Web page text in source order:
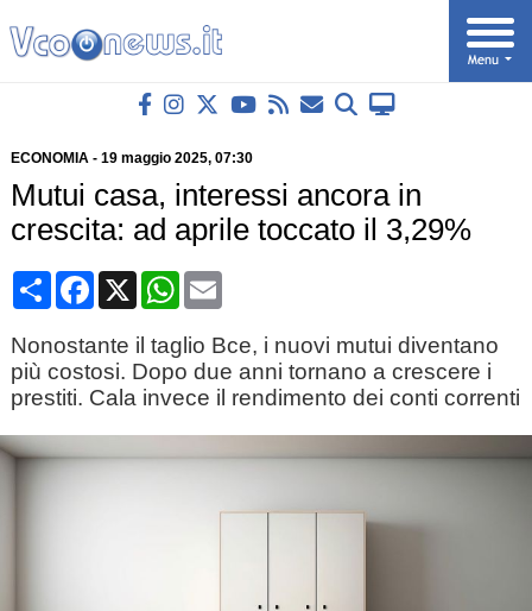
ECONOMIA- 19 maggio 2025, 07:30
Mutui casa, interessi ancora in
crescita: ad aprile toccato il 3,29%
CondividiFacebook
X WhatsApp
Email
Nonostante il taglio Bce, i nuovi mutui diventano
più costosi. Dopo due anni tornano a crescere i
prestiti. Cala invece il rendimento dei conti correnti